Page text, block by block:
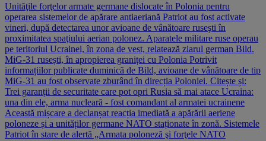
Unităţile forţelor armate germane dislocate în Polonia pentru
operarea sistemelor de apărare antiaeriană Patriot au fost activate
vineri, după detectarea unor avioane de vânătoare ruseşti în
proximitatea spaţiului aerian polonez. Aparatele militare ruse operau
pe teritoriul Ucrainei, în zona de vest, relatează ziarul german Bild.
MiG-31 rusești, în apropierea graniței cu Polonia Potrivit
informațiilor publicate duminică de Bild, avioane de vânătoare de tip
MiG-31 au fost observate zburând în direcția Poloniei. Citește și:
Trei garanții de securitate care pot opri Rusia să mai atace Ucraina:
una din ele, arma nucleară - fost comandant al armatei ucrainene
Această mișcare a declanșat reacția imediată a apărării aeriene
poloneze și a unităților germane NATO staționate în zonă. Sistemele
Patriot în stare de alertă „Armata poloneză şi forţele NATO